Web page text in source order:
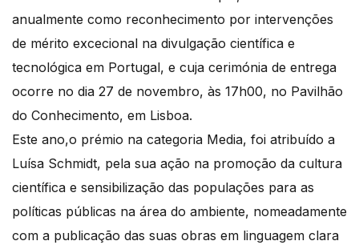
anualmente como reconhecimento por intervenções
de mérito excecional na divulgação científica e
tecnológica em Portugal, e cuja cerimónia de entrega
ocorre no dia 27 de novembro, às 17h00, no Pavilhão
do Conhecimento, em Lisboa.
Este ano,o prémio na categoria Media, foi atribuído a
Luísa Schmidt, pela sua ação na promoção da cultura
científica e sensibilização das populações para as
políticas públicas na área do ambiente, nomeadamente
com a publicação das suas obras em linguagem clara